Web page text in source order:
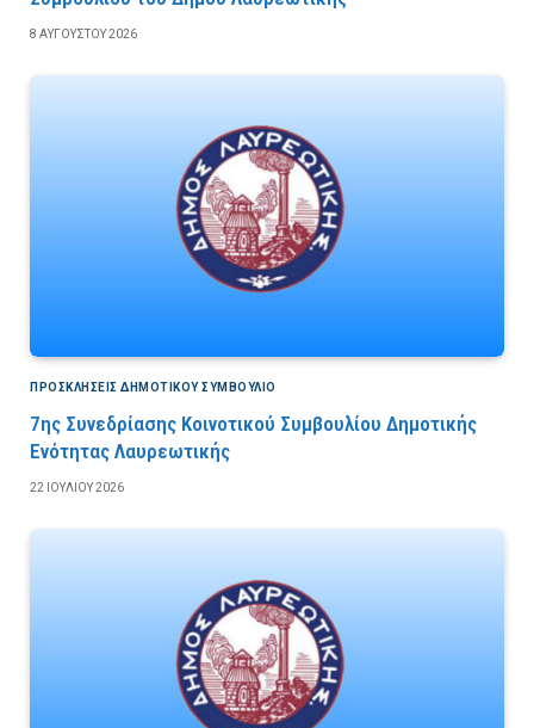
8 ΑΥΓΟΎΣΤΟΥ 2026
ΠΡΟΣΚΛΉΣΕΙΣ ΔΗΜΟΤΙΚΟΎ ΣΥΜΒΟΎΛΙΟ
7ης Συνεδρίασης Κοινοτικού Συμβουλίου Δημοτικής
Ενότητας Λαυρεωτικής
22 ΙΟΥΛΊΟΥ 2026